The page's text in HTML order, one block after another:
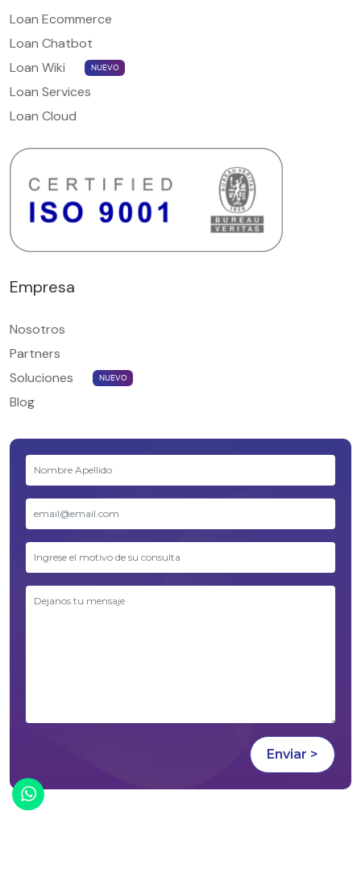
Loan Ecommerce
Loan Chatbot
Loan Wiki
NUEVO
Loan Services
Loan Cloud
Empresa
Nosotros
Partners
Soluciones
NUEVO
Blog
¡Chatea con nosotros!